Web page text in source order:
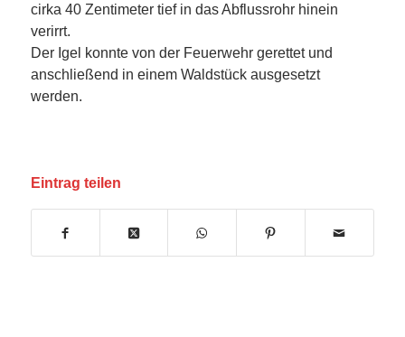
cirka 40 Zentimeter tief in das Abflussrohr hinein
verirrt.
Der Igel konnte von der Feuerwehr gerettet und
anschließend in einem Waldstück ausgesetzt
werden.
Eintrag teilen